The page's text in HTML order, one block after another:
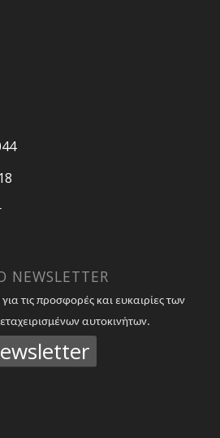
τις προσφορές και ευκαιρίες των
αυτοκινήτων.